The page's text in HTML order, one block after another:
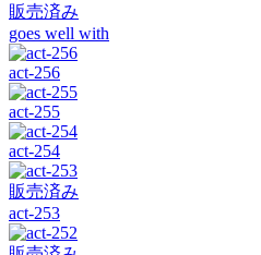
販売済み
goes well with
act-256
act-255
act-254
販売済み
act-253